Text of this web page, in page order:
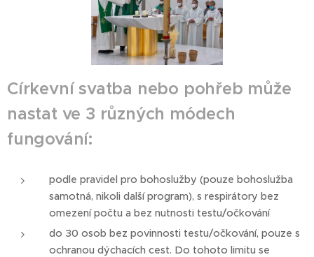
Církevní svatba nebo pohřeb může
nastat ve 3 různých módech
fungování:
podle pravidel pro bohoslužby (pouze bohoslužba
samotná, nikoli další program), s respirátory bez
omezení počtu a bez nutnosti testu/očkování
do 30 osob bez povinnosti testu/očkování, pouze s
ochranou dýchacích cest. Do tohoto limitu se